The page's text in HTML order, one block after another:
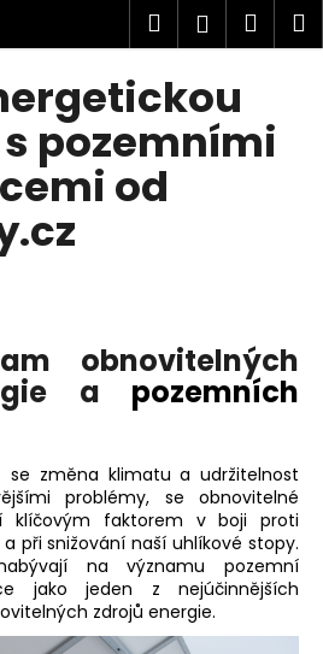
Hledat
pozemními
od
obnovitelných
a pozemních
se změna klimatu a udržitelnost
problémy, se obnovitelné
klíčovým faktorem v boji proti
při snižování naší uhlíkové stopy.
na významu pozemní
jako jeden z nejúčinnějších
zdrojů energie.